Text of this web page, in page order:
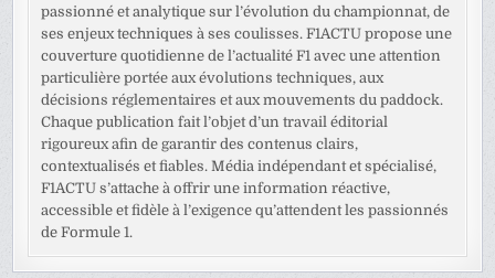
passionné et analytique sur l’évolution du championnat, de
ses enjeux techniques à ses coulisses. F1ACTU propose une
couverture quotidienne de l’actualité F1 avec une attention
particulière portée aux évolutions techniques, aux
décisions réglementaires et aux mouvements du paddock.
Chaque publication fait l’objet d’un travail éditorial
rigoureux afin de garantir des contenus clairs,
contextualisés et fiables. Média indépendant et spécialisé,
F1ACTU s’attache à offrir une information réactive,
accessible et fidèle à l’exigence qu’attendent les passionnés
de Formule 1.